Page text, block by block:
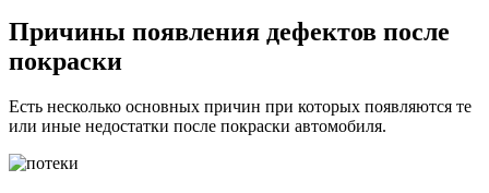
Причины появления дефектов после
покраски
Есть несколько основных причин при которых появляются те
или иные недостатки после покраски автомобиля.